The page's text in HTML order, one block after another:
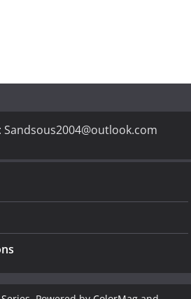
Sandsous2004@outlook.com